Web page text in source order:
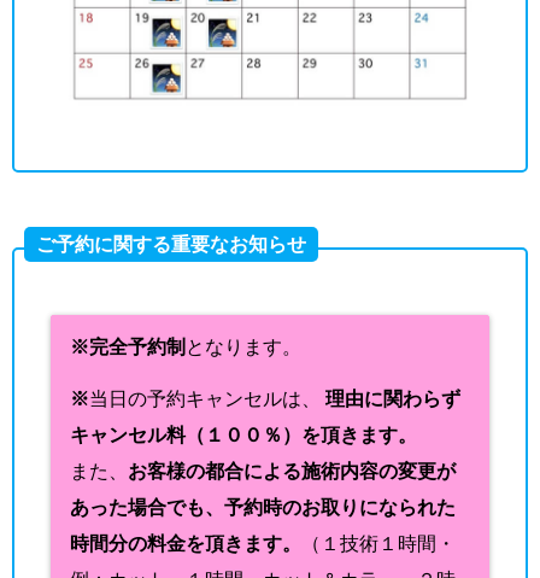
ご予約に関する重要なお知らせ
※完全予約制 となります。
※当日の予約キャンセルは、 理由に関わらず
キャンセル料（１００％）を頂きます。
また、 お客様の都合による施術内容の変更が
あった場合でも、予約時のお取りになられた
時間分の料金を頂きます。
（１技術１時間・